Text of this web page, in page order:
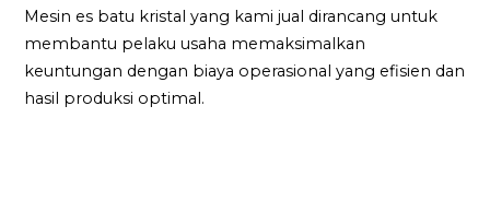
Mesin es batu kristal yang kami jual dirancang untuk
membantu pelaku usaha memaksimalkan
keuntungan dengan biaya operasional yang efisien dan
hasil produksi optimal.